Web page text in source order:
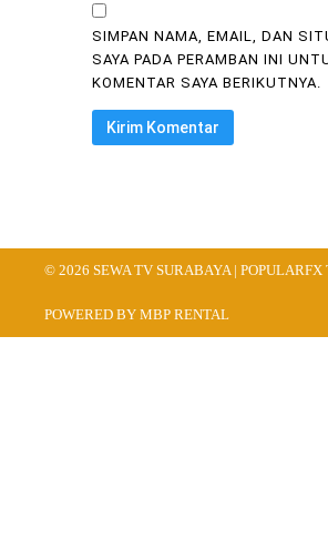
SIMPAN NAMA, EMAIL, DAN
SAYA PADA PERAMBAN INI
KOMENTAR SAYA BERIKUTNYA.
© 2026 SEWA TV SURABAYA | POPULARFX
POWERED BY MBP RENTAL